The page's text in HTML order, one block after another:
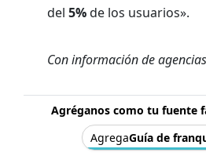
del 5%de los usuarios».
Con información de agencias
Agréganos como tu fuente
AgregaGuía de